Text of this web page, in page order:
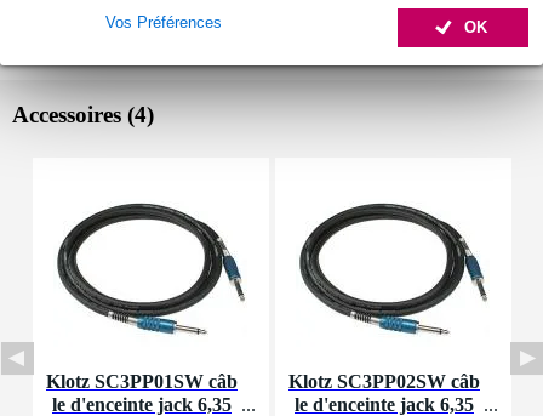
OK
Vos Préférences
Accessoires (4)
Klotz SC3PP01SW câb
le d'enceinte jack 6,35
Klotz SC3PP02SW câb
le d'enceinte jack 6,35